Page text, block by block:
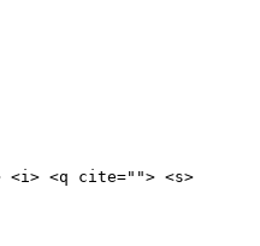
<i> <q cite=""> <s>